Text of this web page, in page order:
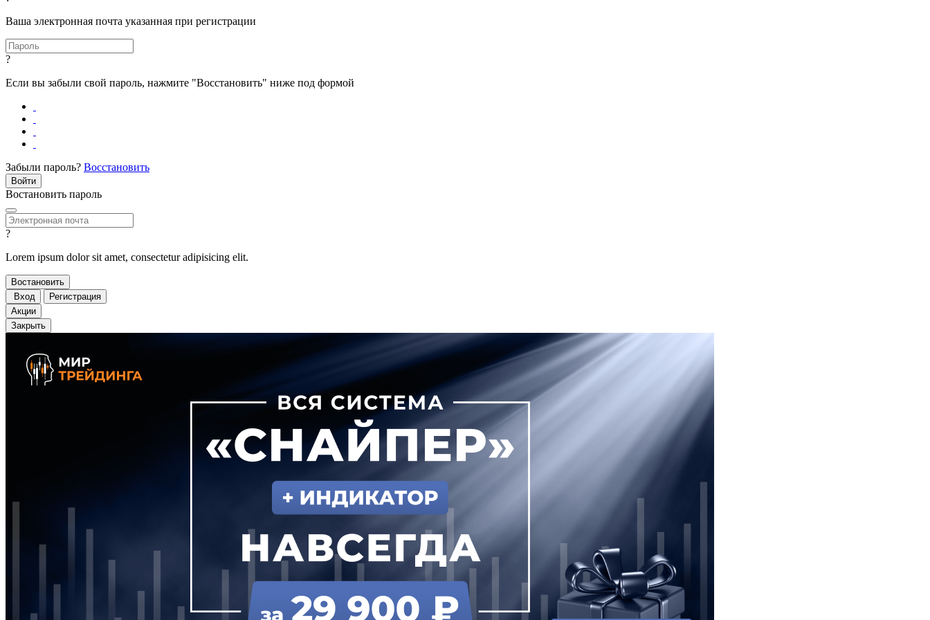
Ваша электронная почта указанная при регистрации
?
Если вы забыли свой пароль, нажмите "Восстановить" ниже под формой
Забыли пароль? Восстановить
Востановить пароль
?
Lorem ipsum dolor sit amet, consectetur adipisicing elit.
Вход
Регистрация
Акции
Закрыть